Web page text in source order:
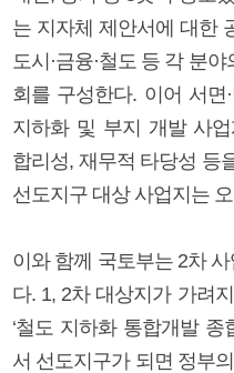
는 지자체 제안서에 대한
도시·금융·철도 등 각 분
회를 구성한다. 이어 서면
지하화 및 부지 개발 사
합리성, 재무적 타당성 등
선도지구 대상 사업지는
이와 함께 국토부는 2차
다. 1, 2차 대상지가 가려
‘철도 지하화 통합개발 종
서 선도지구가 되면 정부